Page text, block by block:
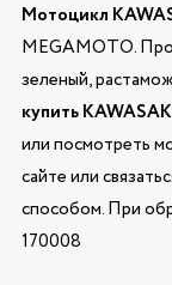
Мотоцикл
MEGAMOTO.
зеленый,
купить
или посмотреть
сайте или
способом. При
170008